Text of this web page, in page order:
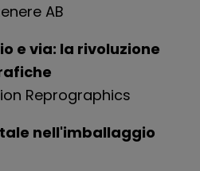
AB
e via: la rivoluzione
Reprographics
nell'imballaggio